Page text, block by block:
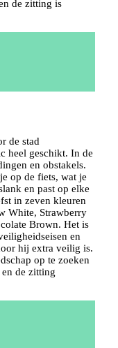
de zitting is
de stad
heel geschikt. In de
en obstakels.
op de fiets, wat je
en past op elke
in zeven kleuren
White, Strawberry
Brown. Het is
en
hij extra veilig is.
op te zoeken
de zitting